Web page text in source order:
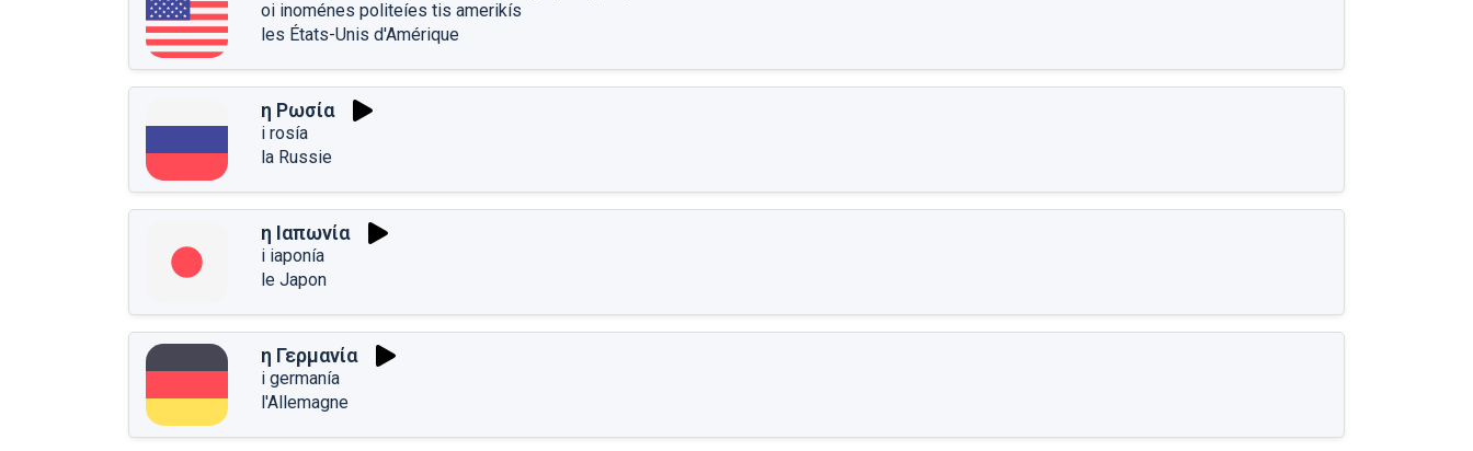
oi inoménes politeíes tis amerikís
les États-Unis d'Amérique
η Ρωσία
i rosía
la Russie
η Ιαπωνία
i iaponía
le Japon
η Γερμανία
i germanía
l'Allemagne